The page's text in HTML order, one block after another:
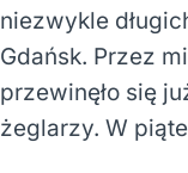
niezwykle
Gdańsk. Przez
przewinęło się
żeglarzy. W